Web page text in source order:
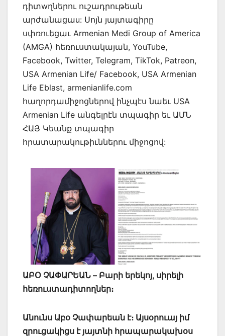
դիտwղներու ուշադրութեան
արժանացաu: Սոյն յայտագիրը
սփռուեցաւ Armenian Medi Group of America
(AMGA) հեռուստակայան, YouTube,
Facebook, Twitter, Telegram, TikTok, Patreon,
USA Armenian Life/ Facebook, USA Armenian
Life Eblast, armenianlife.com
հաղորդամիջոցներով ինչպէս նաեւ USA
Armenian Life անգելրէն տպագիր եւ ԱՄՆ
ՀԱՅ Կեանք տպագիր
հրատարակութիւններու միջոցով:
ԱԲՕ ՉԱՓԱՐԵԱՆ – Բարի երեկոյ, սիրելի
հեռուստադիտողներ։
Անունս Աբօ Չափարեան է։ Այսօրուայ իմ
զրուցակիցս է յայտնի հրապարակախօս